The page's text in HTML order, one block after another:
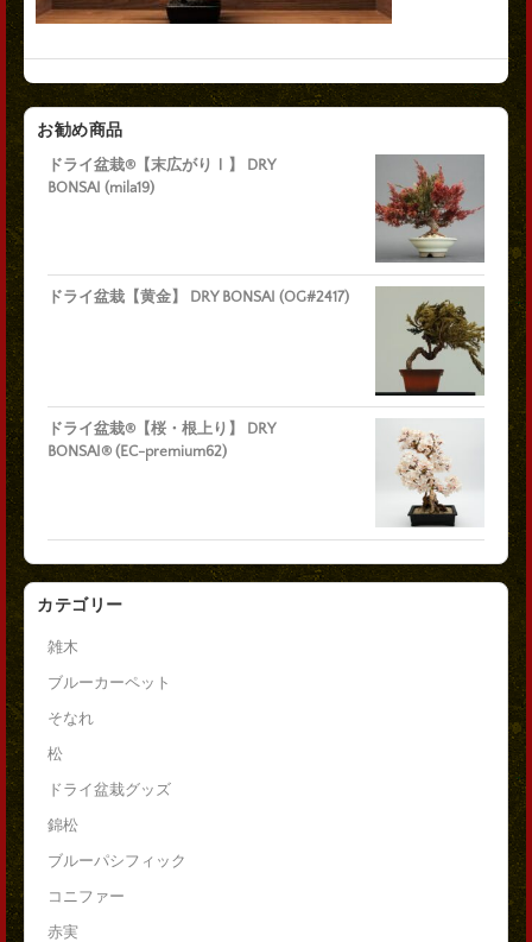
お勧め商品
ドライ盆栽®【末広がりⅠ】 DRY
BONSAI (mila19)
ドライ盆栽【黄金】 DRY BONSAI (OG#2417)
ドライ盆栽®【桜・根上り】 DRY
BONSAI® (EC-premium62)
カテゴリー
雑木
ブルーカーペット
そなれ
松
ドライ盆栽グッズ
錦松
ブルーパシフィック
コニファー
赤実